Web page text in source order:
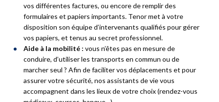
vos différentes factures, ou encore de remplir des
formulaires et papiers importants. Tenor met à votre
disposition son équipe d’intervenants qualifiés pour gérer
vos papiers, et tenus au secret professionnel.
Aide à la mobilité : vous n’êtes pas en mesure de
conduire, d’utiliser les transports en commun ou de
marcher seul ? Afin de faciliter vos déplacements et pour
assurer votre sécurité, nos assistants de vie vous
accompagnent dans les lieux de votre choix (rendez-vous